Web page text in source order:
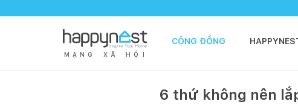
M Ạ N G X Ã H Ộ I
CỘNG ĐỒNG
6 thứ không nên